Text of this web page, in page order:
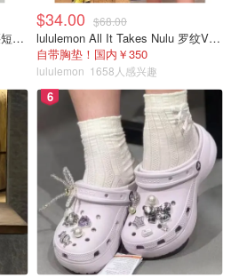
lululemon Softstreme 女士高腰短裤 10cm
$34.00 $68.00
lululemon All It Takes Nulu 罗纹V领短袖T恤
自带胸垫！国内￥350
lululemon 1658人感兴趣
6